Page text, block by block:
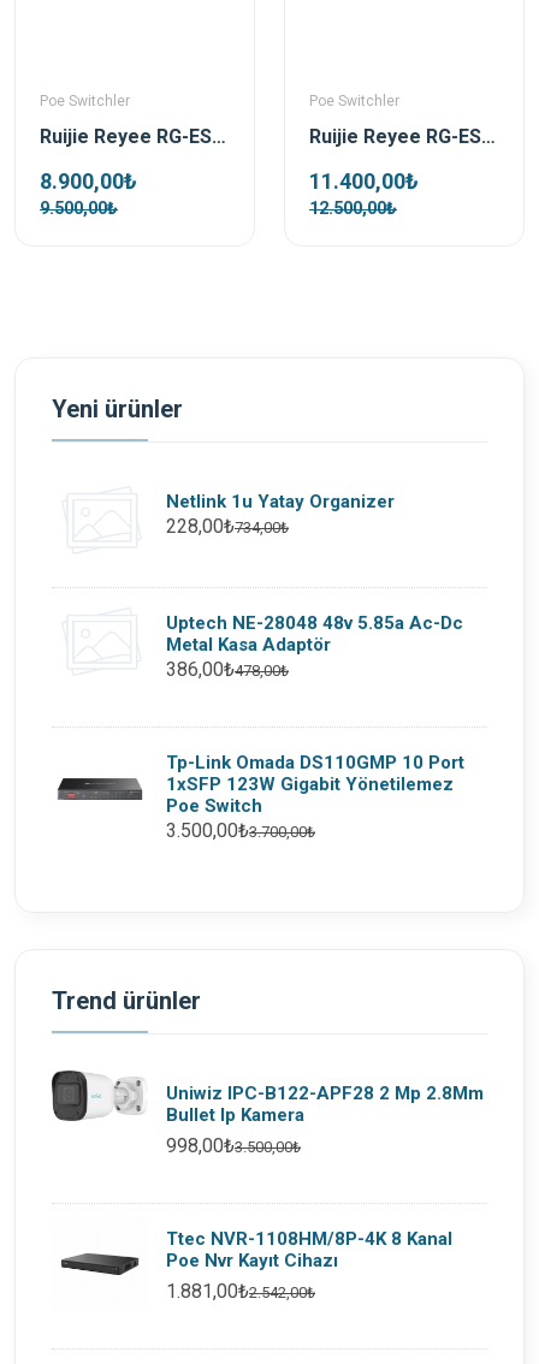
Poe Switchler
Ruijie Reyee RG-ES220GS-P 16 Port 250W 2xSfp 2xRj45 Uplink Yönetilebilir Gigabit PoE Switch
8.900,00₺
9.500,00₺
Poe Switchler
Ruijie Reyee RG-ES228GS-P 28 Port 370 W 2xSfp 2xRj45 Uplink Yönetilebilir Gigabit PoE Switch
11.400,00₺
12.500,00₺
Yeni ürünler
Netlink 1u Yatay Organizer
228,00₺734,00₺
Uptech NE-28048 48v 5.85a Ac-Dc
Metal Kasa Adaptör
386,00₺478,00₺
Tp-Link Omada DS110GMP 10 Port
1xSFP 123W Gigabit Yönetilemez
Poe Switch
3.500,00₺3.700,00₺
Trend ürünler
Uniwiz IPC-B122-APF28 2 Mp 2.8Mm
Bullet Ip Kamera
998,00₺3.500,00₺
Ttec NVR-1108HM/8P-4K 8 Kanal
Poe Nvr Kayıt Cihazı
1.881,00₺2.542,00₺